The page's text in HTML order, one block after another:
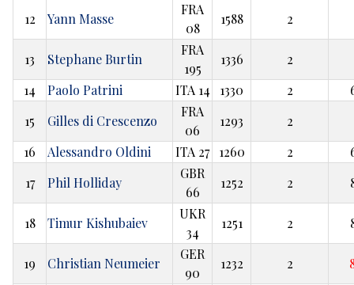
12 Yann Masse
FRA
08
1588 2
13 Stephane Burtin
FRA
195
1336
2
14
Paolo Patrini ITA 14 1330 2
15
Gilles di Crescenzo
FRA
06
1293
2
16
Alessandro Oldini ITA 27 1260 2
17
Phil Holliday
GBR
66
1252 2
18 Timur Kishubaiev
UKR
34
1251 2
19 Christian Neumeier
GER
90
1232 2